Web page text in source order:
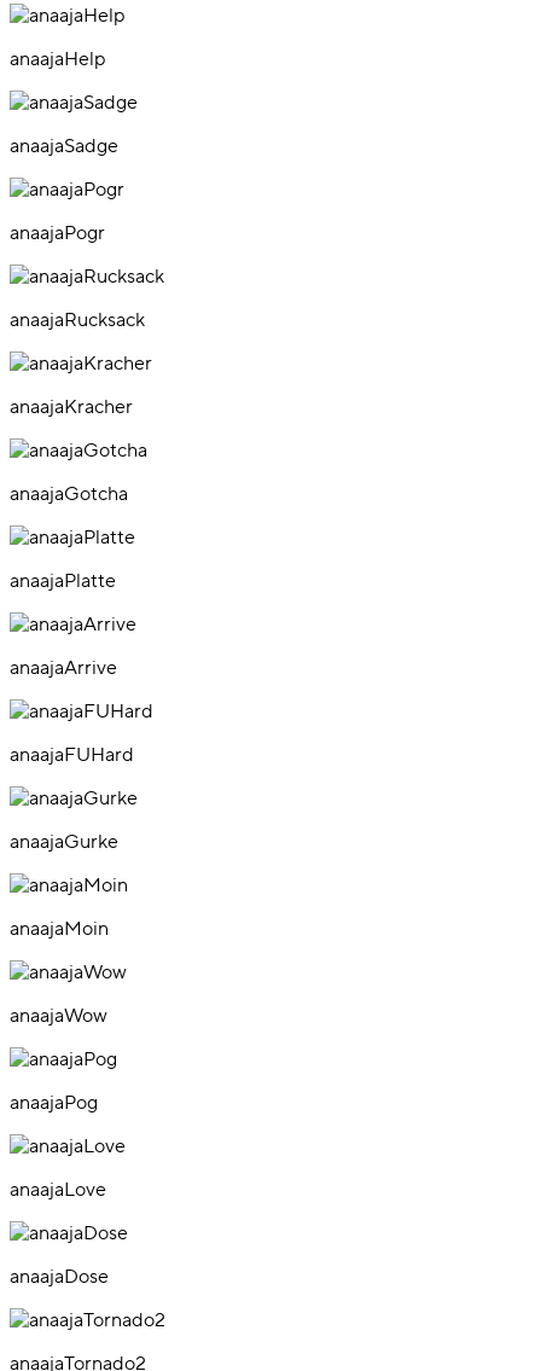
anaajaHelp
anaajaSadge
anaajaPogr
anaajaRucksack
anaajaKracher
anaajaGotcha
anaajaPlatte
anaajaArrive
anaajaFUHard
anaajaGurke
anaajaMoin
anaajaWow
anaajaPog
anaajaLove
anaajaDose
anaajaTornado2